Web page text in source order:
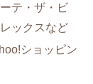
テ・ザ・ビ
ックスなど
ショッピン